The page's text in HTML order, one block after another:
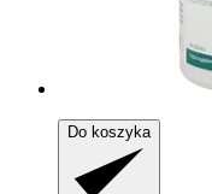
Do koszyka